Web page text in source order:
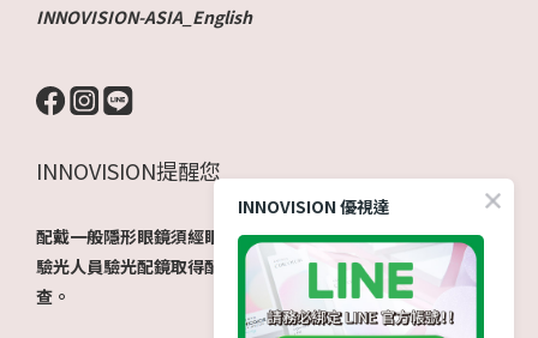
INNOVISION-ASIA_English
INNOVISION提醒您
配戴一般隱形眼鏡須經眼科醫師驗光配鏡取得處方箋，或經由
驗光人員驗光配鏡取得配鏡單，並定期接受眼科醫師追蹤檢
查。
INNOVISION 優視達